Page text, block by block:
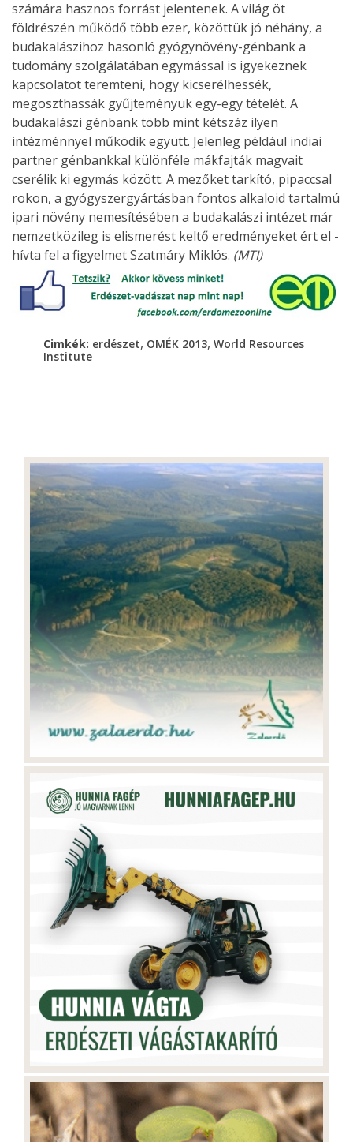
számára hasznos forrást jelentenek. A világ öt
földrészén működő több ezer, közöttük jó néhány, a
budakalászihoz hasonló gyógynövény-génbank a
tudomány szolgálatában egymással is igyekeznek
kapcsolatot teremteni, hogy kicserélhessék,
megoszthassák gyűjteményük egy-egy tételét. A
budakalászi génbank több mint kétszáz ilyen
intézménnyel működik együtt. Jelenleg például indiai
partner génbankkal különféle mákfajták magvait
cserélik ki egymás között. A mezőket tarkító, pipaccsal
rokon, a gyógyszergyártásban fontos alkaloid tartalmú
ipari növény nemesítésében a budakalászi intézet már
nemzetközileg is elismerést keltő eredményeket ért el -
hívta fel a figyelmet Szatmáry Miklós. (MTI)
Cimkék: erdészet, OMÉK 2013, World Resources
Institute